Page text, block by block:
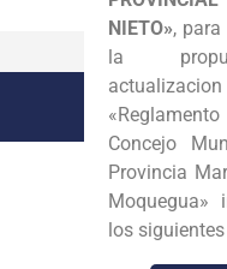
NIETO»,
la
Concejo
Provincia
Moquegua»
los